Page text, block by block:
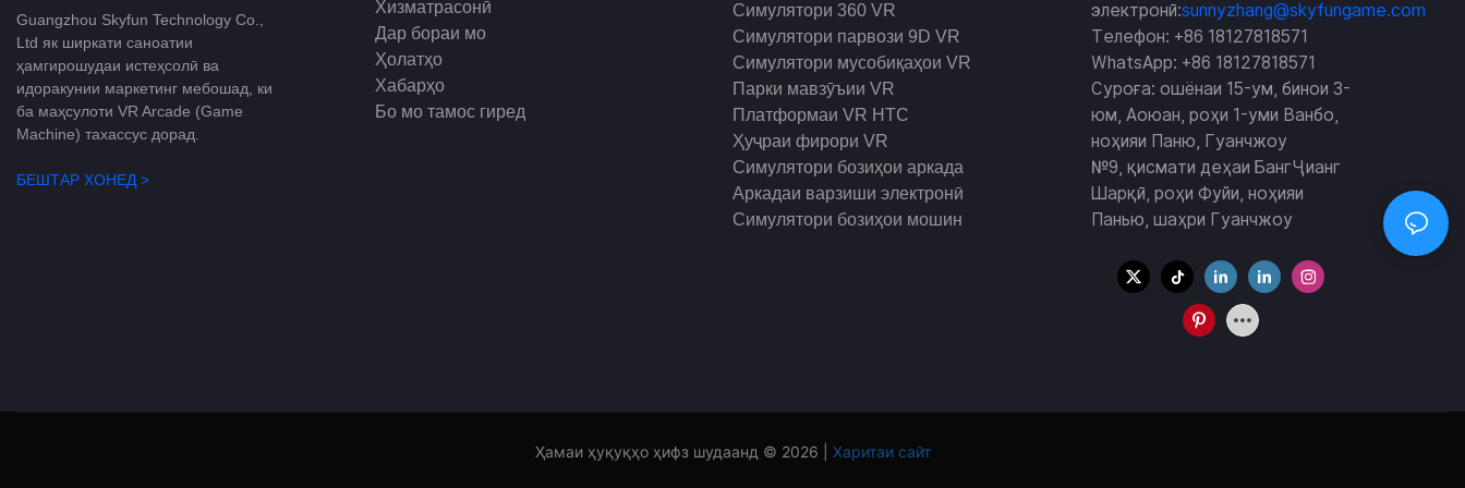
Guangzhou Skyfun Technology Co.,
Ltd як ширкати саноатии
ҳамгирошудаи истеҳсолӣ ва
идоракунии маркетинг мебошад, ки
ба маҳсулоти VR Arcade (Game
Machine) тахассус дорад.
БЕШТАР ХОНЕД >
Хизматрасонӣ
Дар бораи мо
Ҳолатҳо
Хабарҳо
Бо мо тамос гиред
Симулятори 360 VR
Симулятори парвози 9D VR
Симулятори мусобиқаҳои VR
Парки мавзӯъии VR
Платформаи VR HTC
Ҳуҷраи фирори VR
Симулятори бозиҳои аркада
Аркадаи варзиши электронӣ
Симулятори бозиҳои мошин
электронӣ:sunnyzhang@skyfungame.com
Телефон: +86 18127818571
WhatsApp: +86 18127818571
Суроға: ошёнаи 15-ум, бинои 3-
юм, Аоюан, роҳи 1-уми Ванбо,
ноҳияи Паню, Гуанчжоу
№9, қисмати деҳаи БангҶианг
Шарқӣ, роҳи Фуйи, ноҳияи
Панью, шаҳри Гуанчжоу
Ҳамаи ҳуқуқҳо ҳифз шудаанд © 2026 | Харитаи сайт